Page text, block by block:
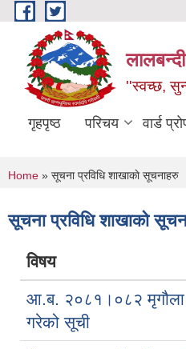
Skip to main content
''स्वच्छ,
गृहपृष्ठ परिचय वार्ड
You are here
Home » सूचना प्रविधि शाखाकाे सूचनाहरु
सूचना प्रविधि शाखाकाे
विषय
आ.ब. २०८१।०८२ मृगौला
गरेको सूची